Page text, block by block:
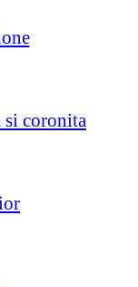
si coronita